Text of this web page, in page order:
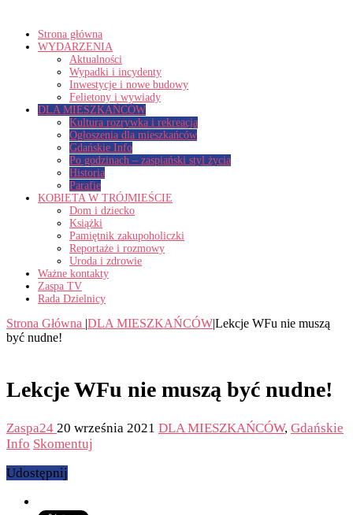
Strona główna
WYDARZENIA
Aktualności
Wypadki i incydenty
Inwestycje i nowe budowy
Felietony i wywiady
DLA MIESZKAŃCÓW
Kultura rozrywka i rekreacja
Ogłoszenia dla mieszkańców
Gdańskie Info
Po godzinach – zaspiański styl życia
Historia
Parafie
KOBIETA W TRÓJMIEŚCIE
Dom i dziecko
Książki
Pamiętnik zakupoholiczki
Reportaże i rozmowy
Uroda i zdrowie
Ważne kontakty
Zaspa TV
Rada Dzielnicy
Strona Główna |DLA MIESZKAŃCÓW|Lekcje WFu nie muszą
być nudne!
Lekcje WFu nie muszą być nudne!
Zaspa24 20 września 2021 DLA MIESZKAŃCÓW, Gdańskie
Info Skomentuj
Udostępnij